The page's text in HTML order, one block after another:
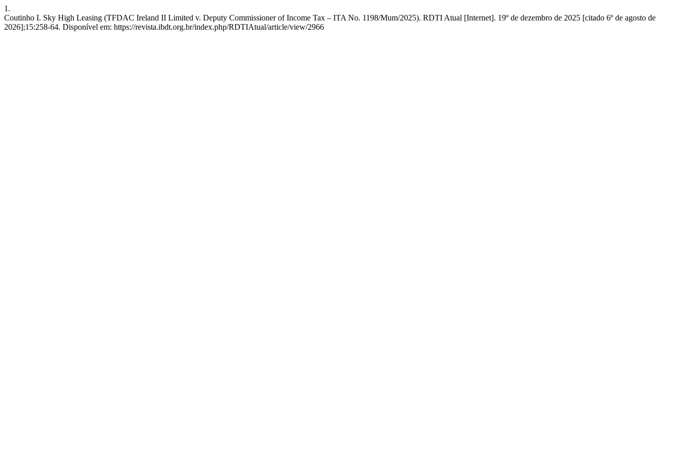
1.
Coutinho I. Sky High Leasing (TFDAC Ireland II Limited v. Deputy Commissioner of Income Tax – ITA No. 1198/Mum/2025). RDTI Atual [Internet]. 19º de dezembro de 2025 [citado 6º de agosto de
2026];15:258-64. Disponível em: https://revista.ibdt.org.br/index.php/RDTIAtual/article/view/2966